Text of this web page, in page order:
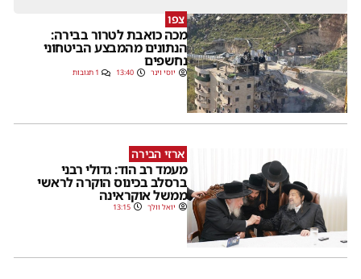
צפו
מכה כואבת לטרור בבירה:
הנתונים מהמבצע הביטחוני
נחשפים
יוסי וינר 13:40 1 תגובות
ארזי הבירה
מעמד רב הוד: גדולי רבני
ברסלב בכינוס הוקרה לראשי
ממשל אוקראינה
יואל וולך 13:15